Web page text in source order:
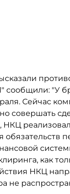
сообщили: "У
Сейчас
совершать
НКЦ реализовал
обязательств
как
НКЦ
не